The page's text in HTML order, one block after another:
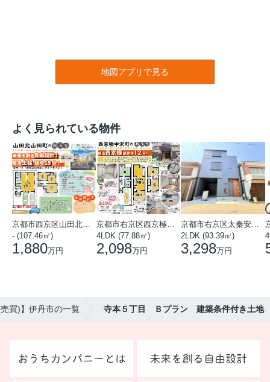
地図アプリで見る
よく見られている物件
- (107.46㎡)
1,880万円
4LDK (77.88㎡)
2,098万円
2LDK (93.39㎡)
3,298万円
買)】伊丹市の一覧 寺本５丁目 Ｂプラン 建築条件付き土地